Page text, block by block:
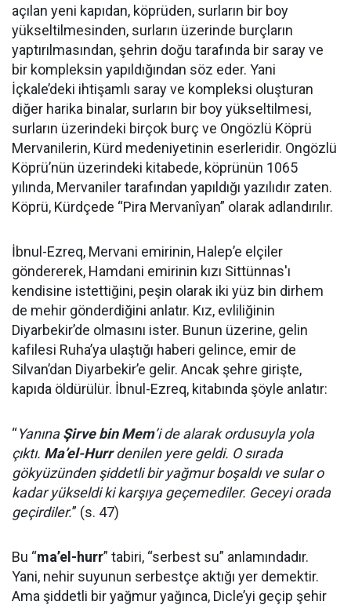
açılan yeni kapıdan, köprüden, surların bir boy
yükseltilmesinden, surların üzerinde burçların
yaptırılmasından, şehrin doğu tarafında bir saray ve
bir kompleksin yapıldığından söz eder. Yani
İçkale’deki ihtişamlı saray ve kompleksi oluşturan
diğer harika binalar, surların bir boy yükseltilmesi,
surların üzerindeki birçok burç ve Ongözlü Köprü
Mervanilerin, Kürd medeniyetinin eserleridir. Ongözlü
Köprü’nün üzerindeki kitabede, köprünün 1065
yılında, Mervaniler tarafından yapıldığı yazılıdır zaten.
Köprü, Kürdçede “Pira Mervanîyan” olarak adlandırılır.
İbnul-Ezreq, Mervani emirinin, Halep’e elçiler
göndererek, Hamdani emirinin kızı Sittünnas'ı
kendisine istettiğini, peşin olarak iki yüz bin dirhem
de mehir gönderdiğini anlatır. Kız, evliliğinin
Diyarbekir’de olmasını ister. Bunun üzerine, gelin
kafilesi Ruha’ya ulaştığı haberi gelince, emir de
Silvan’dan Diyarbekir’e gelir. Ancak şehre girişte,
kapıda öldürülür. İbnul-Ezreq, kitabında şöyle anlatır:
“YanınaŞirve bin Mem’i de alarak ordusuyla yola
çıktı. Ma’el-Hurrdenilen yere geldi. O sırada
gökyüzünden şiddetli bir yağmur boşaldı ve sular o
kadar yükseldi ki karşıya geçemediler. Geceyi orada
geçirdiler.” (s. 47)
Bu “ma’el-hurr” tabiri, “serbest su” anlamındadır.
Yani, nehir suyunun serbestçe aktığı yer demektir.
Ama şiddetli bir yağmur yağınca, Dicle’yi geçip şehir